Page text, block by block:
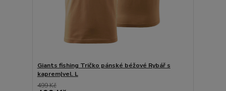
Giants fishing Tričko pánské béžové Rybář s
kaprem|vel. L
499 Kč